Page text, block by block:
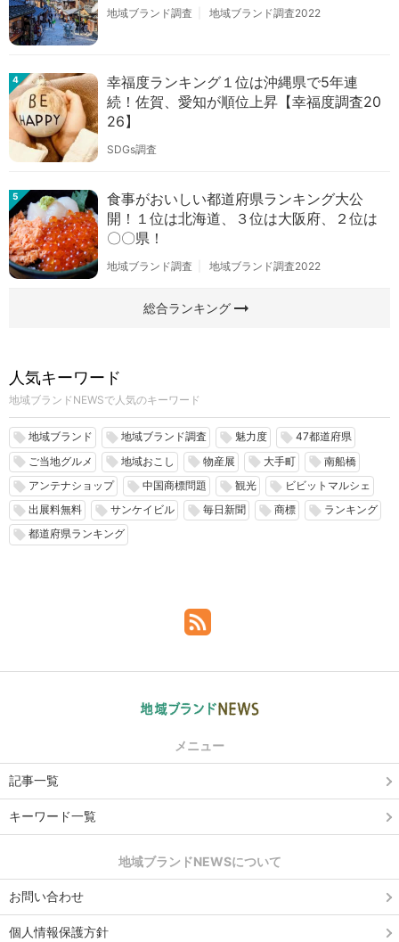
地域ブランド調査 地域ブランド調査2022
4
幸福度ランキング１位は沖縄県で5年連
続！佐賀、愛知が順位上昇【幸福度調査20
26】
SDGs調査
5
食事がおいしい都道府県ランキング大公
開！１位は北海道、３位は大阪府、２位は
〇〇県！
地域ブランド調査 地域ブランド調査2022
総合ランキングarrow_right_alt
人気キーワード
地域ブランドNEWSで人気のキーワード
local_offer 地域ブランド local_offer 地域ブランド調査 local_offer 魅力度 local_offer 47都道府県
local_offer ご当地グルメ local_offer 地域おこし local_offer 物産展 local_offer 大手町 local_offer 南船橋
local_offer アンテナショップ local_offer 中国商標問題 local_offer 観光 local_offer ビビットマルシェ
local_offer 出展料無料 local_offer サンケイビル local_offer 毎日新聞 local_offer 商標 local_offer ランキング
local_offer 都道府県ランキング
メニュー
記事一覧
キーワード一覧
地域ブランドNEWSについて
お問い合わせ
個人情報保護方針